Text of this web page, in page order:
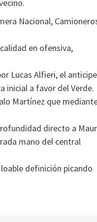
Nacional,
en ofensiva,
Lucas Alfieri, el anticipe
inicial a favor del Verde.
Martínez que
directo a
mano del central
definición picando